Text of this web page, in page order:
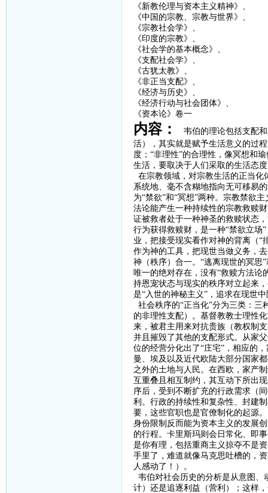
《新教伦理与资本主义精神》、
《中国的宗教、宗教与世界》、
《宗教社会学》、
《印度的宗教》、
《社会学的基本概念》、
《支配社会学》、
《古犹太教》、
《非正当支配》、
《经济与历史》、
《经济行动与社会团体》、
《资本论》卷一
内容：
韦伯的理论包括支配
活），其实就是赋予生活意义的过
度；“非理性”的合理性，像冥想和
生活，要取决于人们采取的生活态
在宗教领域，对宗教生活的正当化
系统地、毫不含糊地指向无可移易
为“禁欲”和“冥想”两种。宗教禁欲
法论能产生一种持续性的宗教救赎
证被救者处于一种神圣的救赎状态，
行为获得救赎财，是一种“禁欲立场
业，把接受现实看作对神的背离（“
作为神的工具，把现世当做义务，
神（秩序）合一。“逃离现世的冥思
唯一的绝对存在，没有“救赎方法论
持恩宠状态与现实的秩序对立起来
是“入世的神秘主义”，追求在现世
社会秩序的“正当化”分为三类：三
的非理性支配）。基督教教士理性
来，被君主用来对抗贵族（教权制
并且摧毁了其他的支配形式。从家
位的经营分化出了“庄宅”，相应的
曼、埃及以及近代欧陆大部分国家
之外的土地与人民。在西欧，家产
互重叠且相互制约，其互动下所出
序后，受到不断扩充的行政需求（
利。行政的持续性和复杂性、封建
要，这些官职也是官僚制化的起源
身份限制反而能为资本主义的发展
的行程。卡里斯玛则会日常化、即
是你有理，包括重商主义掠夺不是
手里了，难道就像马克思吐槽的，
人感动了！）。
韦伯对社会历史的分析是从意图、
计）还是追逐利益（营利）；这样